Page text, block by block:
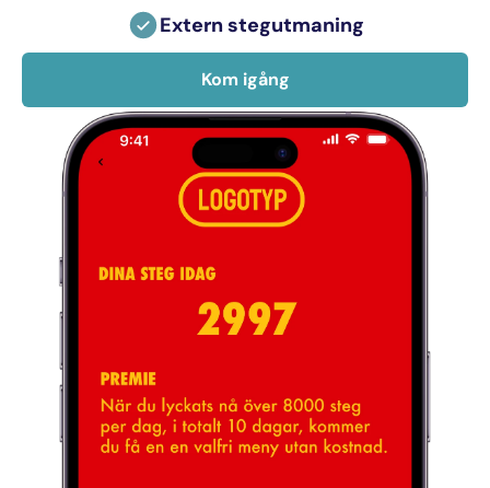
Extern stegutmaning
Kom igång